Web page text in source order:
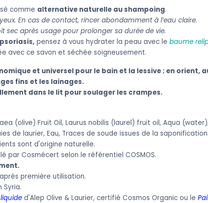
comme alternative naturelle au shampoing.
En cas de contact, rincer abondamment à l’eau claire.
sec après usage pour prolonger sa durée de vie.
pensez à vous hydrater la peau avec le baume
avec ce savon et séchée soigneusement.
et universel pour le bain et la lessive ; en orient,
fins et les lainages.
dans le lit pour soulager les crampes.
(olive) Fruit Oil, Laurus nobilis (laurel) fruit oil, Aqua
de laurier, Eau, Traces de soude issues de la saponification.
sont d'origine naturelle.
par Cosmécert selon le référentiel COSMOS.
première utilisation.
Syria.
d'Alep Olive & Laurier, certifié Cosmos Organic ou le